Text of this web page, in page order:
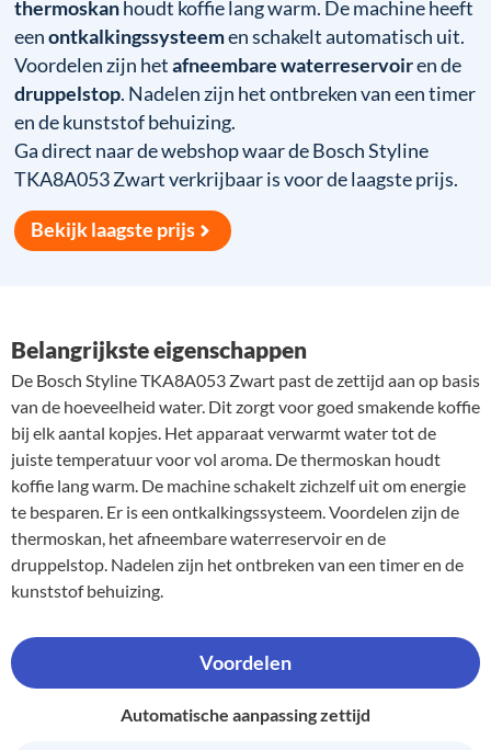
thermoskanhoudt koffie lang warm. De machine heeft
eenontkalkingssysteemen schakelt automatisch uit.
Voordelen zijn hetafneembare waterreservoiren de
druppelstop. Nadelen zijn het ontbreken van een timer
en de kunststof behuizing.
Ga direct naar de webshop waar de Bosch Styline
TKA8A053 Zwart verkrijbaar is voor de laagste prijs.
Bekijk laagste prijs
Belangrijkste eigenschappen
De Bosch Styline TKA8A053 Zwart past de zettijd aan op basis
van de hoeveelheid water. Dit zorgt voor goed smakende koffie
bij elk aantal kopjes. Het apparaat verwarmt water tot de
juiste temperatuur voor vol aroma. De thermoskan houdt
koffie lang warm. De machine schakelt zichzelf uit om energie
te besparen. Er is een ontkalkingssysteem. Voordelen zijn de
thermoskan, het afneembare waterreservoir en de
druppelstop. Nadelen zijn het ontbreken van een timer en de
kunststof behuizing.
Voordelen
Automatische aanpassing zettijd